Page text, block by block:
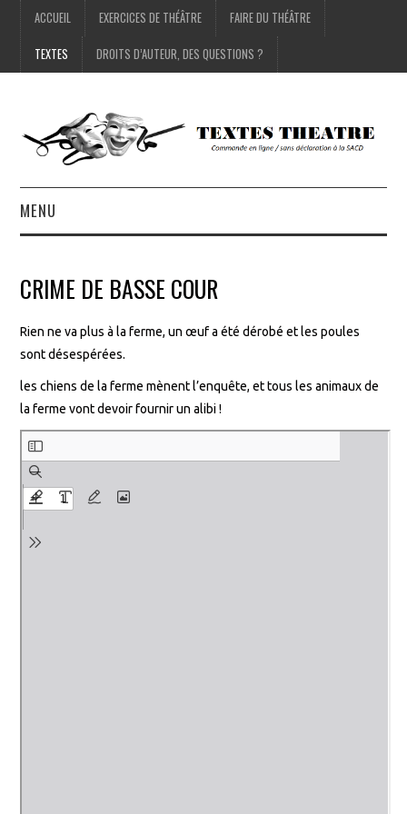
ACCUEIL EXERCICES DE THÉÂTRE FAIRE DU THÉÂTRE
TEXTES DROITS D’AUTEUR, DES QUESTIONS ?
MENU
EXERCICES DE THÉÂTRE
FAIRE DU THÉÂTRE
TEXTES
DROITS D’AUTEUR, DES
QUESTIONS ?
CRIME DE BASSE COUR
Rien ne va plus à la ferme, un œuf a été dérobé et les poules
sont désespérées.
les chiens de la ferme mènent l’enquête, et tous les animaux de
la ferme vont devoir fournir un alibi !